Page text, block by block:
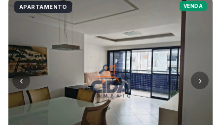
APARTAMENTO VENDA
‹ ›